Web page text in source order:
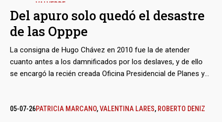
verano empezó a azotar a la isla. Pero sus destinos reales no
figuran en ningún registro marítimo internacional y terminaron
siendo inciertos.
VALVERDE
Del apuro solo quedó el desastre
de las Opppe
La consigna de Hugo Chávez en 2010 fue la de atender
cuanto antes a los damnificados por los deslaves, y de ello
se encargó la recién creada Oficina Presidencial de Planes y
recurriendo a la asignación de contratos a dedo y a una
05-07-26PATRICIA MARCANO,VALENTINA LARES, ROBERTO DENIZ